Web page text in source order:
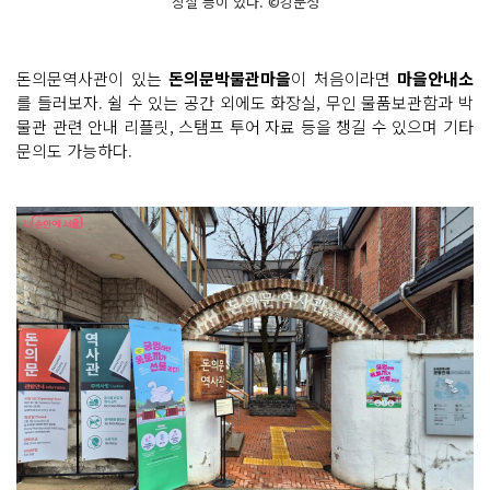
돈의문역사관이 있는 돈의문박물관마을이 처음이라면 마을안내소
를 들러보자. 쉴 수 있는 공간 외에도 화장실, 무인 물품보관함과 박
물관 관련 안내 리플릿, 스탬프 투어 자료 등을 챙길 수 있으며 기타
문의도 가능하다.